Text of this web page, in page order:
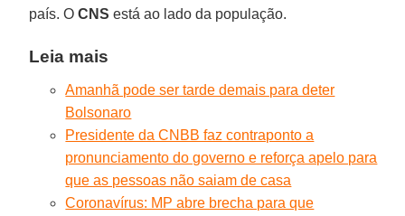
país. OCNS está ao lado da população.
Leia mais
Amanhã pode ser tarde demais para deter
Bolsonaro
Presidente da CNBB faz contraponto a
pronunciamento do governo e reforça apelo para
que as pessoas não saiam de casa
Coronavírus: MP abre brecha para que